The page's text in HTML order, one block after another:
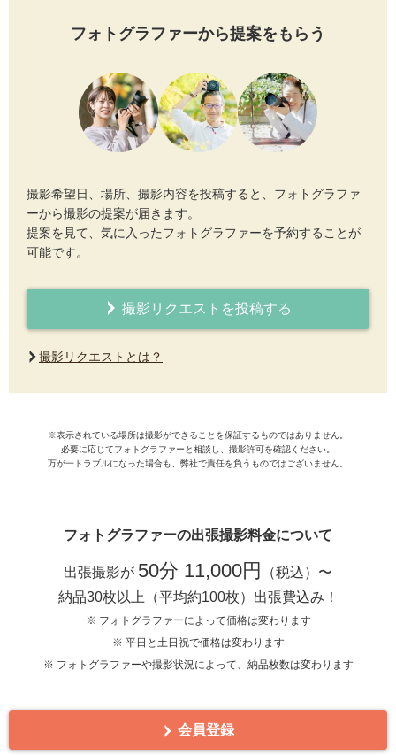
フォトグラファーから提案をもらう
撮影希望日、場所、撮影内容を投稿すると、フォトグラファ
ーから撮影の提案が届きます。
提案を見て、気に入ったフォトグラファーを予約することが
可能です。
撮影リクエストを投稿する
撮影リクエストとは？
※表示されている場所は撮影ができることを保証するものではありません。
必要に応じてフォトグラファーと相談し、撮影許可を確認ください。
万が一トラブルになった場合も、弊社で責任を負うものではございません。
フォトグラファーの出張撮影料金について
出張撮影が 50分 11,000円
（税込）〜
納品30枚以上（平均約100枚）出張費込み！
※ フォトグラファーによって価格は変わります
※ 平日と土日祝で価格は変わります
※ フォトグラファーや撮影状況によって、納品枚数は変わります
会員登録